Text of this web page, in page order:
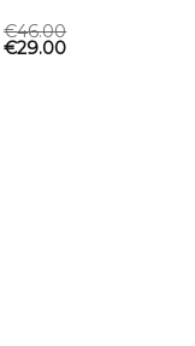
€46.00
€29.00